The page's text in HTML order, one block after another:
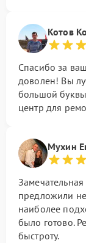
Котов
Спасибо за
доволен! Вы
большой
центр для
Мухин
предложили
наиболее
было готово.
быстроту.